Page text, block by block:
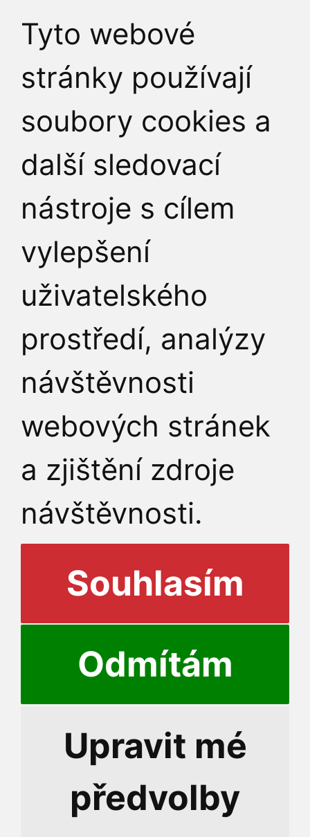
Tyto webové
stránky používají
soubory cookies a
další sledovací
nástroje s cílem
vylepšení
uživatelského
prostředí, analýzy
návštěvnosti
webových stránek
a zjištění zdroje
návštěvnosti.
Souhlasím
Odmítám
Upravit mé
předvolby
Další kontakty
JAK K NÁM
Přihlášení do